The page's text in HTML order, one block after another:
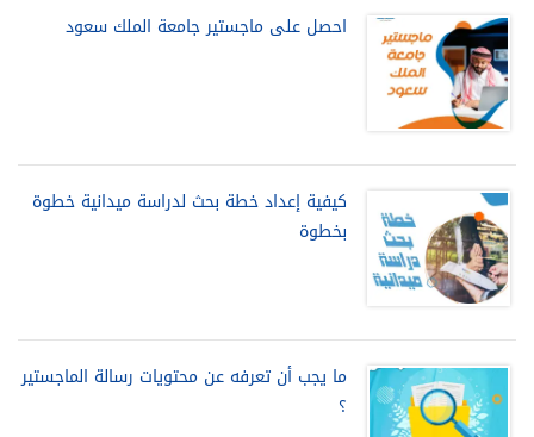
احصل على ماجستير جامعة الملك سعود
كيفية إعداد خطة بحث لدراسة ميدانية خطوة
بخطوة
ما يجب أن تعرفه عن محتويات رسالة الماجستير
؟